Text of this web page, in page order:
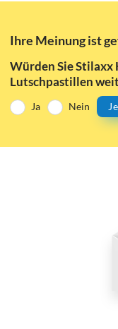
Ihre Meinung ist
Würden Sie Stilaxx
Lutschpastillen
Ja Nein